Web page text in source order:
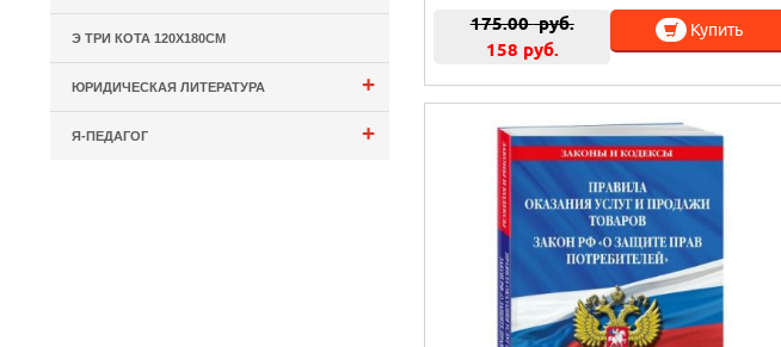
175.00руб.
158 руб.
Купить
Э ТРИ КОТА 120Х180СМ
+
ЮРИДИЧЕСКАЯ ЛИТЕРАТУРА
+
Я-ПЕДАГОГ